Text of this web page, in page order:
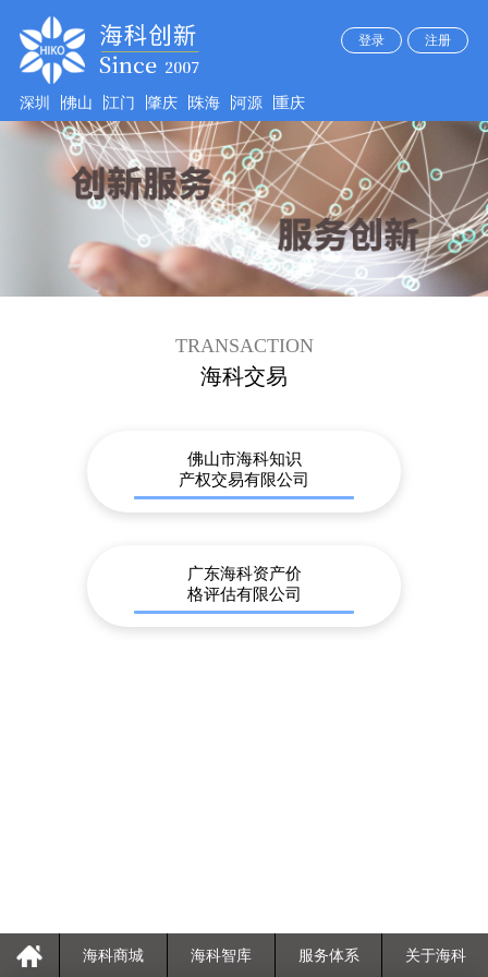
登录 注册
深圳 佛山 江门 肇庆 珠海 河源 重庆
TRANSACTION
海科交易
佛山市海科知识
产权交易有限公司
广东海科资产价
格评估有限公司
海科商城 海科智库 服务体系 关于海科